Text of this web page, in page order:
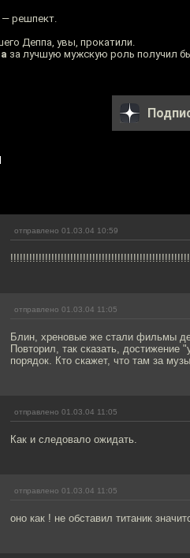
— решпект.
Деппа, увы, прокатили.
за лучшую мужскую роль получил
отправлено 01.03.04 10:59
отправлено 01.03.04 11:05
Блин, хреновые же стали фильмы
Повторил, так сказать, достижение
порядок. Кто скажет, что там за
отправлено 01.03.04 11:05
Как и следовало ожидать.
отправлено 01.03.04 11:05
оно как ! не обставил титаник